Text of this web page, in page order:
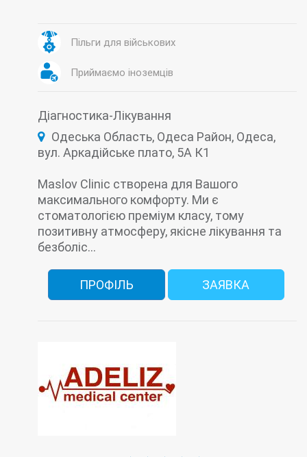
Стоматологічна кістяна пластика
Стоматологічна Ортопедія (протезування)
Стоматологічна Хірургія
Пільги для військових
Приймаємо іноземців
Діагностика-Лікування
Одеська Область, Одеса Район, Одеса,
вул. Аркадійське плато, 5А К1
Maslov Clinic створена для Вашого
максимального комфорту. Ми є
стоматологією преміум класу, тому
позитивну атмосферу, якісне лікування та
безболіс...
ПРОФІЛЬ ЗАЯВКА